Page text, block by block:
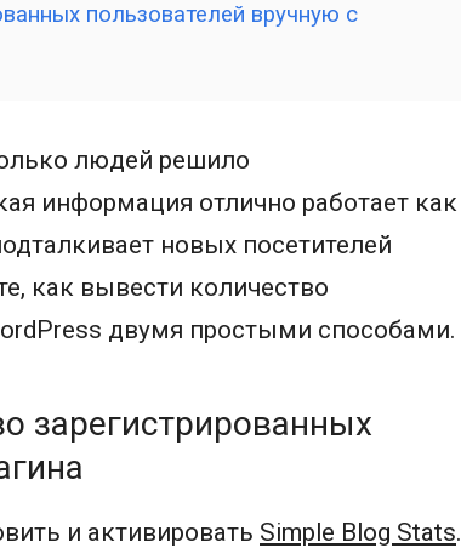
пользователей вручную с
людей решило
информация отлично работает как
новых посетителей
как вывести количество
двумя простыми способами.
зарегистрированных
и активировать Simple Blog Stats.